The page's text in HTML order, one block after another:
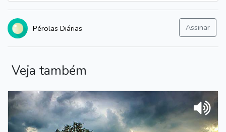
Pérolas Diárias Assinar
Veja também